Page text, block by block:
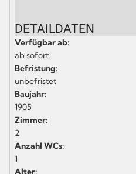
DETAILDATEN
Verfügbar ab:
ab sofort
Befristung:
unbefristet
Baujahr:
1905
Zimmer:
2
Anzahl WCs:
1
Alter: